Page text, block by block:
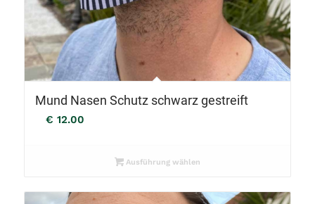
Mund Nasen Schutz schwarz gestreift
€ 12.00
Ausführung wählen